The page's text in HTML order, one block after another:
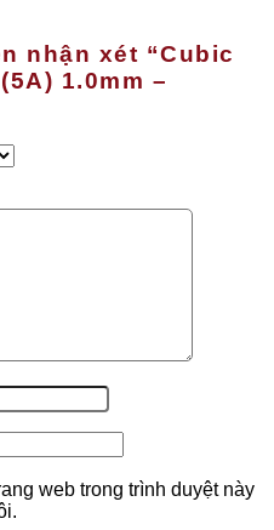
nhận xét “Cubic
1.0mm –
web trong trình duyệt này